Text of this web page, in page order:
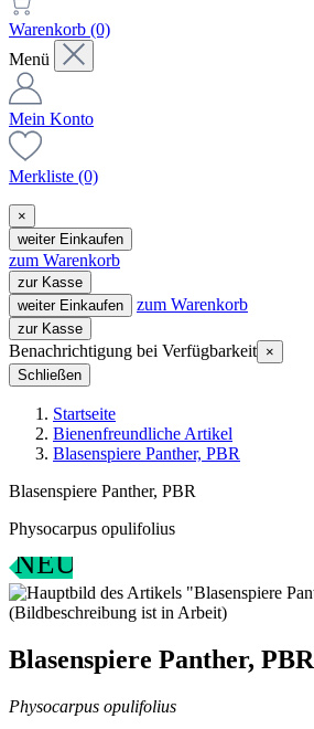
Warenkorb (0)
Menü
Mein Konto
Merkliste (0)
×
weiter Einkaufen
zum Warenkorb
zur Kasse
weiter Einkaufen
zum Warenkorb
zur Kasse
Benachrichtigung bei Verfügbarkeit ×
Schließen
Startseite
Bienenfreundliche Artikel
Blasenspiere Panther, PBR
Blasenspiere Panther, PBR
Physocarpus opulifolius
NEU
Blasenspiere Panther, PBR
Physocarpus opulifolius